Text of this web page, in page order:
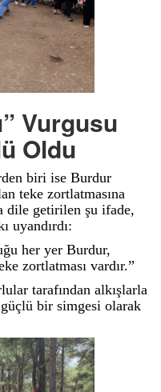
Vurgusu
Oldu
biri ise Burdur
teke zortlatmasına
dile getirilen şu ifade,
uyandırdı:
her yer Burdur,
zortlatması vardır.”
tarafından alkışlarla
bir simgesi olarak